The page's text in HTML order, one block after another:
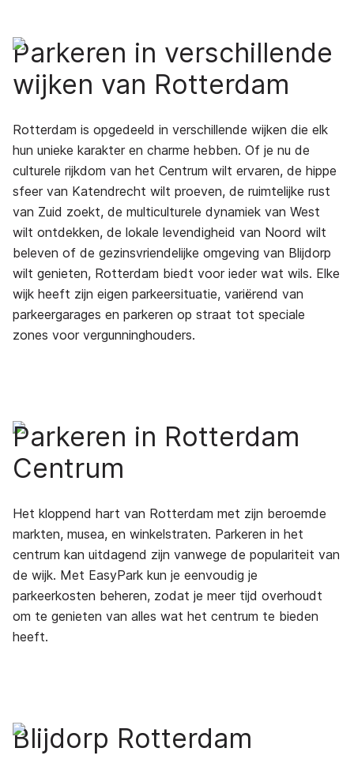
Parkeren in verschillende
wijken van Rotterdam
Rotterdam is opgedeeld in verschillende wijken die elk
hun unieke karakter en charme hebben. Of je nu de
culturele rijkdom van het Centrum wilt ervaren, de hippe
sfeer van Katendrecht wilt proeven, de ruimtelijke rust
van Zuid zoekt, de multiculturele dynamiek van West
wilt ontdekken, de lokale levendigheid van Noord wilt
beleven of de gezinsvriendelijke omgeving van Blijdorp
wilt genieten, Rotterdam biedt voor ieder wat wils. Elke
wijk heeft zijn eigen parkeersituatie, variërend van
parkeergarages en parkeren op straat tot speciale
zones voor vergunninghouders.
Parkeren in Rotterdam
Centrum
Het kloppend hart van Rotterdam met zijn beroemde
markten, musea, en winkelstraten. Parkeren in het
centrum kan uitdagend zijn vanwege de populariteit van
de wijk. Met EasyPark kun je eenvoudig je
parkeerkosten beheren, zodat je meer tijd overhoudt
om te genieten van alles wat het centrum te bieden
heeft.
Blijdorp Rotterdam